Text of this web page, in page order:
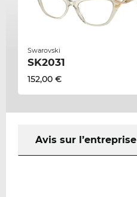
Swarovski
SK2031
152,00 €
Avis sur l’entreprise